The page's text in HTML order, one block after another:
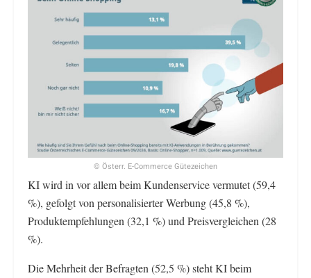
© Österr. E-Commerce Gütezeichen
KI wird in vor allem beim Kundenservice vermutet (59,4
%), gefolgt von personalisierter Werbung (45,8 %),
Produktempfehlungen (32,1 %) und Preisvergleichen (28
%).
Die Mehrheit der Befragten (52,5 %) steht KI beim